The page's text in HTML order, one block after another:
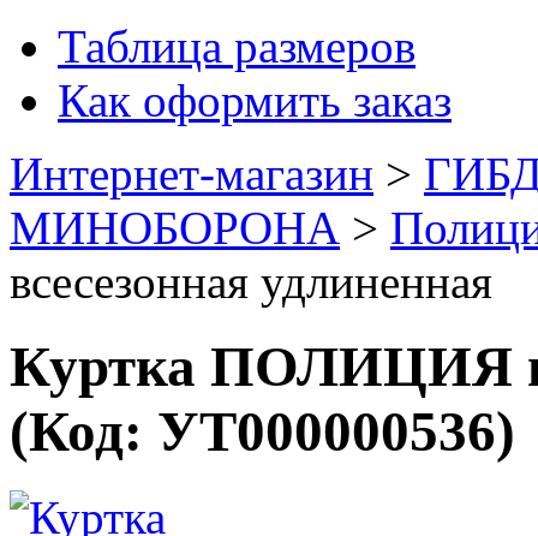
Таблица размеров
Как оформить заказ
Интернет-магазин >
МИНОБОРОНА >
всесезонная удлиненная
Куртка ПОЛИЦИЯ
(Код: УТ000000536)